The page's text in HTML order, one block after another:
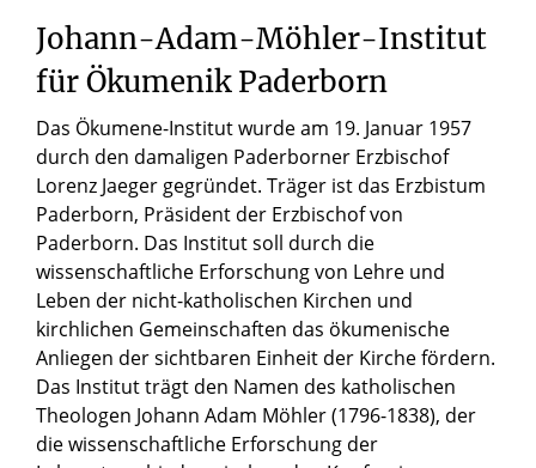
Johann-Adam-Möhler-Institut
für Ökumenik Paderborn
Das Ökumene-Institut wurde am 19. Januar 1957
durch den damaligen Paderborner Erzbischof
Lorenz Jaeger gegründet. Träger ist das Erzbistum
Paderborn, Präsident der Erzbischof von
Paderborn. Das Institut soll durch die
wissenschaftliche Erforschung von Lehre und
Leben der nicht-katholischen Kirchen und
kirchlichen Gemeinschaften das ökumenische
Anliegen der sichtbaren Einheit der Kirche fördern.
Das Institut trägt den Namen des katholischen
Theologen Johann Adam Möhler (1796-1838), der
die wissenschaftliche Erforschung der